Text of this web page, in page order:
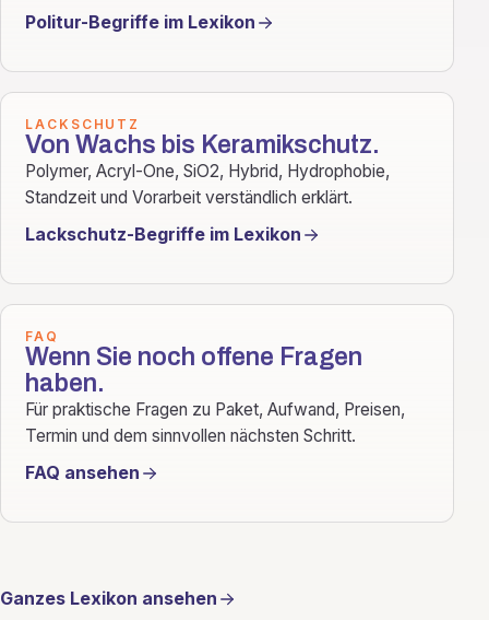
Politur-Begriffe im Lexikon
LACKSCHUTZ
Von Wachs bis Keramikschutz.
Polymer, Acryl-One, SiO2, Hybrid, Hydrophobie,
Standzeit und Vorarbeit verständlich erklärt.
Lackschutz-Begriffe im Lexikon
FAQ
Wenn Sie noch offene Fragen
haben.
Für praktische Fragen zu Paket, Aufwand, Preisen,
Termin und dem sinnvollen nächsten Schritt.
FAQ ansehen
Ganzes Lexikon ansehen